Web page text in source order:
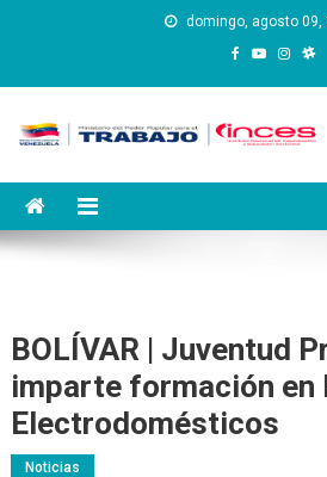
domingo, agosto 09,
Instituto
Capacitación y
BOLÍVAR | Juventud
imparte formación en
Electrodomésticos
Noticias